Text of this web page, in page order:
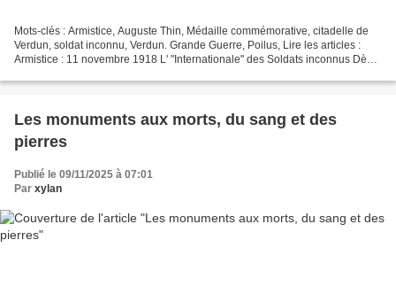
Mots-clés : Armistice, Auguste Thin, Médaille commémorative, citadelle de
Verdun, soldat inconnu, Verdun. Grande Guerre, Poilus, Lire les articles :
Armistice : 11 novembre 1918 L' "Internationale" des Soldats inconnus Dès
Les monuments aux morts, du sang et des
pierres
Publié le 09/11/2025 à 07:01
Par xylan